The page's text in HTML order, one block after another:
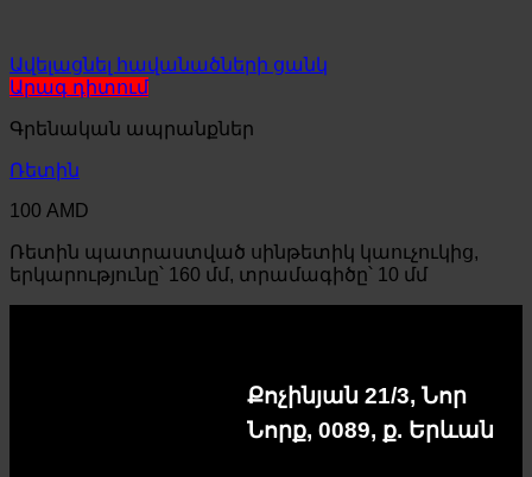
Ավելացնել հավանածների ցանկ
Արագ դիտում
Գրենական ապրանքներ
Ռետին
100 AMD
Ռետին պատրաստված սինթետիկ կաուչուկից,
երկարությունը՝ 160 մմ, տրամագիծը՝ 10 մմ
Քոչինյան 21/3, Նոր
Նորք, 0089, ք. Երևան